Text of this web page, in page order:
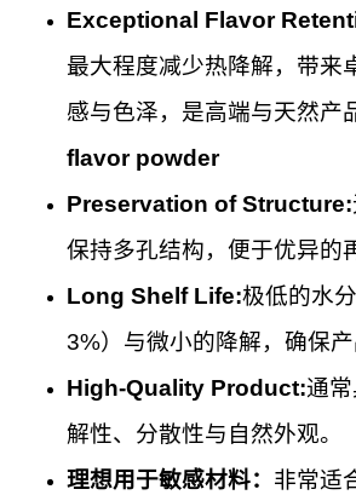
Exceptional Flavor
最大程度减少热降解，带来
感与色泽，是高端与天然产
flavor powder
Preservation of Structure:
保持多孔结构，便于优异的
Long Shelf Life:极低的水
3%）与微小的降解，确保产
High-Quality Product:通
解性、分散性与自然外观。
理想用于敏感材料： 非常适